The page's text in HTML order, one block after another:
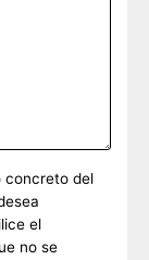
concreto del
el
no se